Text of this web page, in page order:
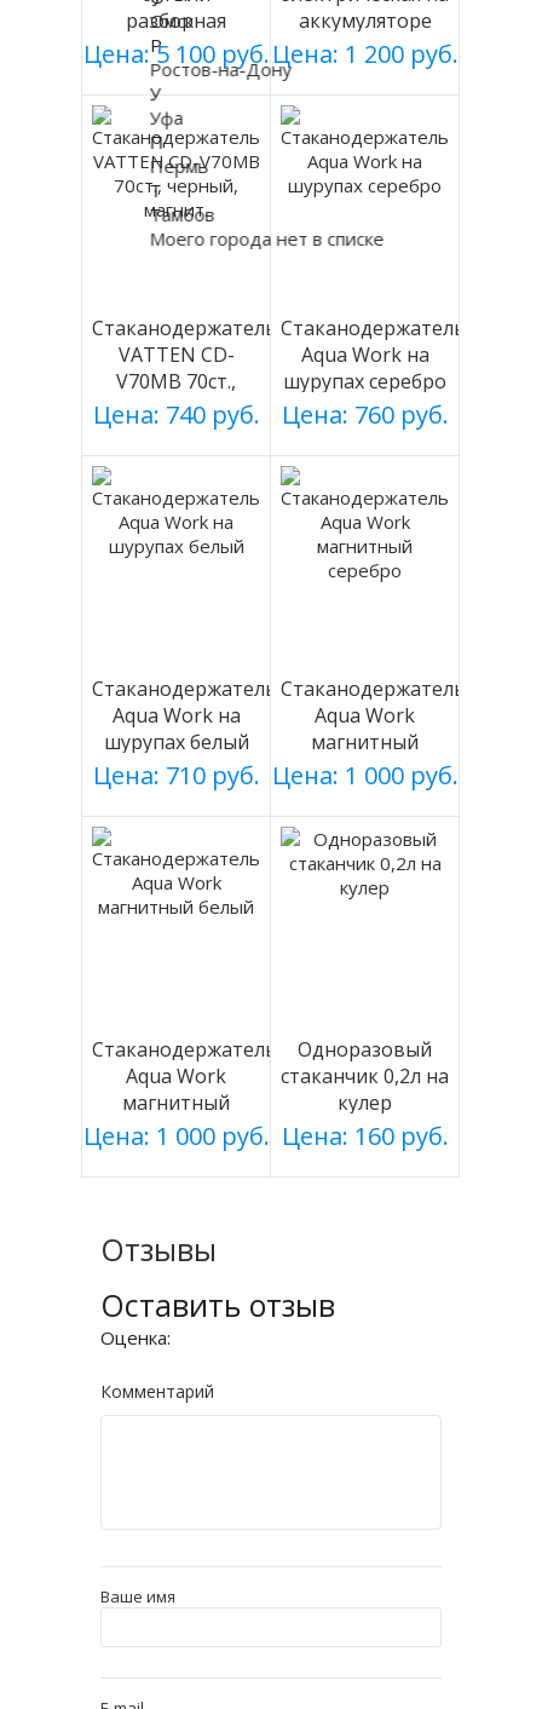
разборная
(БЕЛАЯ), Россия
Цена: 5 100 руб.
аккумуляторе
DP-MW500
Цена: 1 200 руб.
Стаканодержатель
VATTEN CD-
V70MB 70ст.,
черный, магнит.
Цена: 740 руб.
Стаканодержатель
Aqua Work на
шурупах серебро
Цена: 760 руб.
Стаканодержатель
Aqua Work на
шурупах белый
Цена: 710 руб.
Стаканодержатель
Aqua Work
магнитный
серебро
Цена: 1 000 руб.
Стаканодержатель
Aqua Work
магнитный
белый
Цена: 1 000 руб.
Одноразовый
стаканчик 0,2л на
кулер
Цена: 160 руб.
Отзывы
Оставить отзыв
Оценка:
Комментарий
Ваше имя
Омск
Р
Ростов-на-Дону
У
Уфа
П
Пермь
Т
Тамбов
Моего города нет в списке